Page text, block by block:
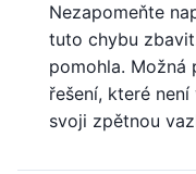
Nezapomeňte
tuto chybu
pomohla. Možná
řešení, které
svoji zpětnou